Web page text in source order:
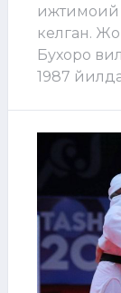
ижтимоий
келган.
Бухоро
1987